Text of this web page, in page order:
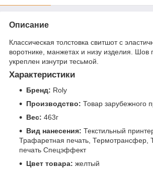
Описание
Классическая толстовка свитшот с
воротнике, манжетах и низу изделия. Шов
укреплен изнутри тесьмой.
Характеристики
Бренд: Roly
Производство: Товар зарубежного
Вес: 463г
Вид нанесения: Текстильный
Трафаретная печать, Термотрансфер,
печать Спецэффект
Цвет товара: желтый